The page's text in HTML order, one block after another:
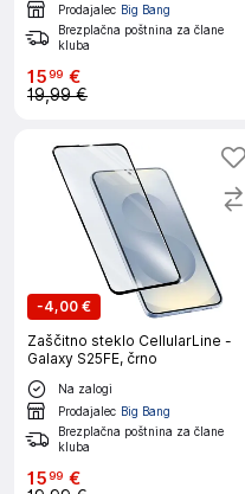
Prodajalec Big Bang
Brezplačna poštnina za člane
kluba
1599 €
19,99 €
-4,00 €
Zaščitno steklo CellularLine -
Galaxy S25FE, črno
Na zalogi
Prodajalec Big Bang
Brezplačna poštnina za člane
kluba
1599 €